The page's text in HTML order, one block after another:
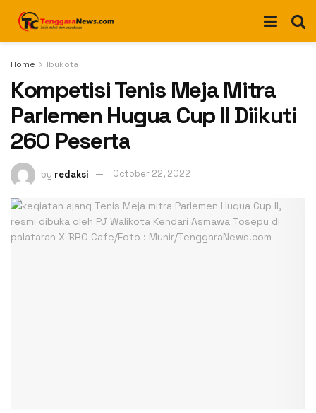
Home Ibukota
Kompetisi Tenis Meja Mitra
Parlemen Hugua Cup II Diikuti
260 Peserta
by redaksi October 22, 2022